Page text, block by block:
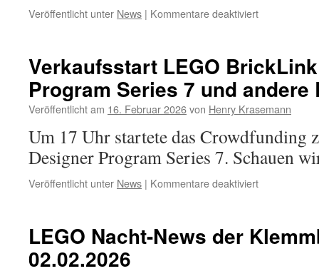
Veröffentlicht unter News | Kommentare deaktiviertfür
der
23.02.2026
Verkaufsstart LEGO
Program Series 7 und andere
Veröffentlicht am 16. Februar 2026von Henry Krasemann
Um 17 Uhr startete das
Designer Program Series 7. Schauen
Veröffentlicht unter News | Kommentare deaktiviertfür
Designer
LEGO Nacht-News der
02.02.2026